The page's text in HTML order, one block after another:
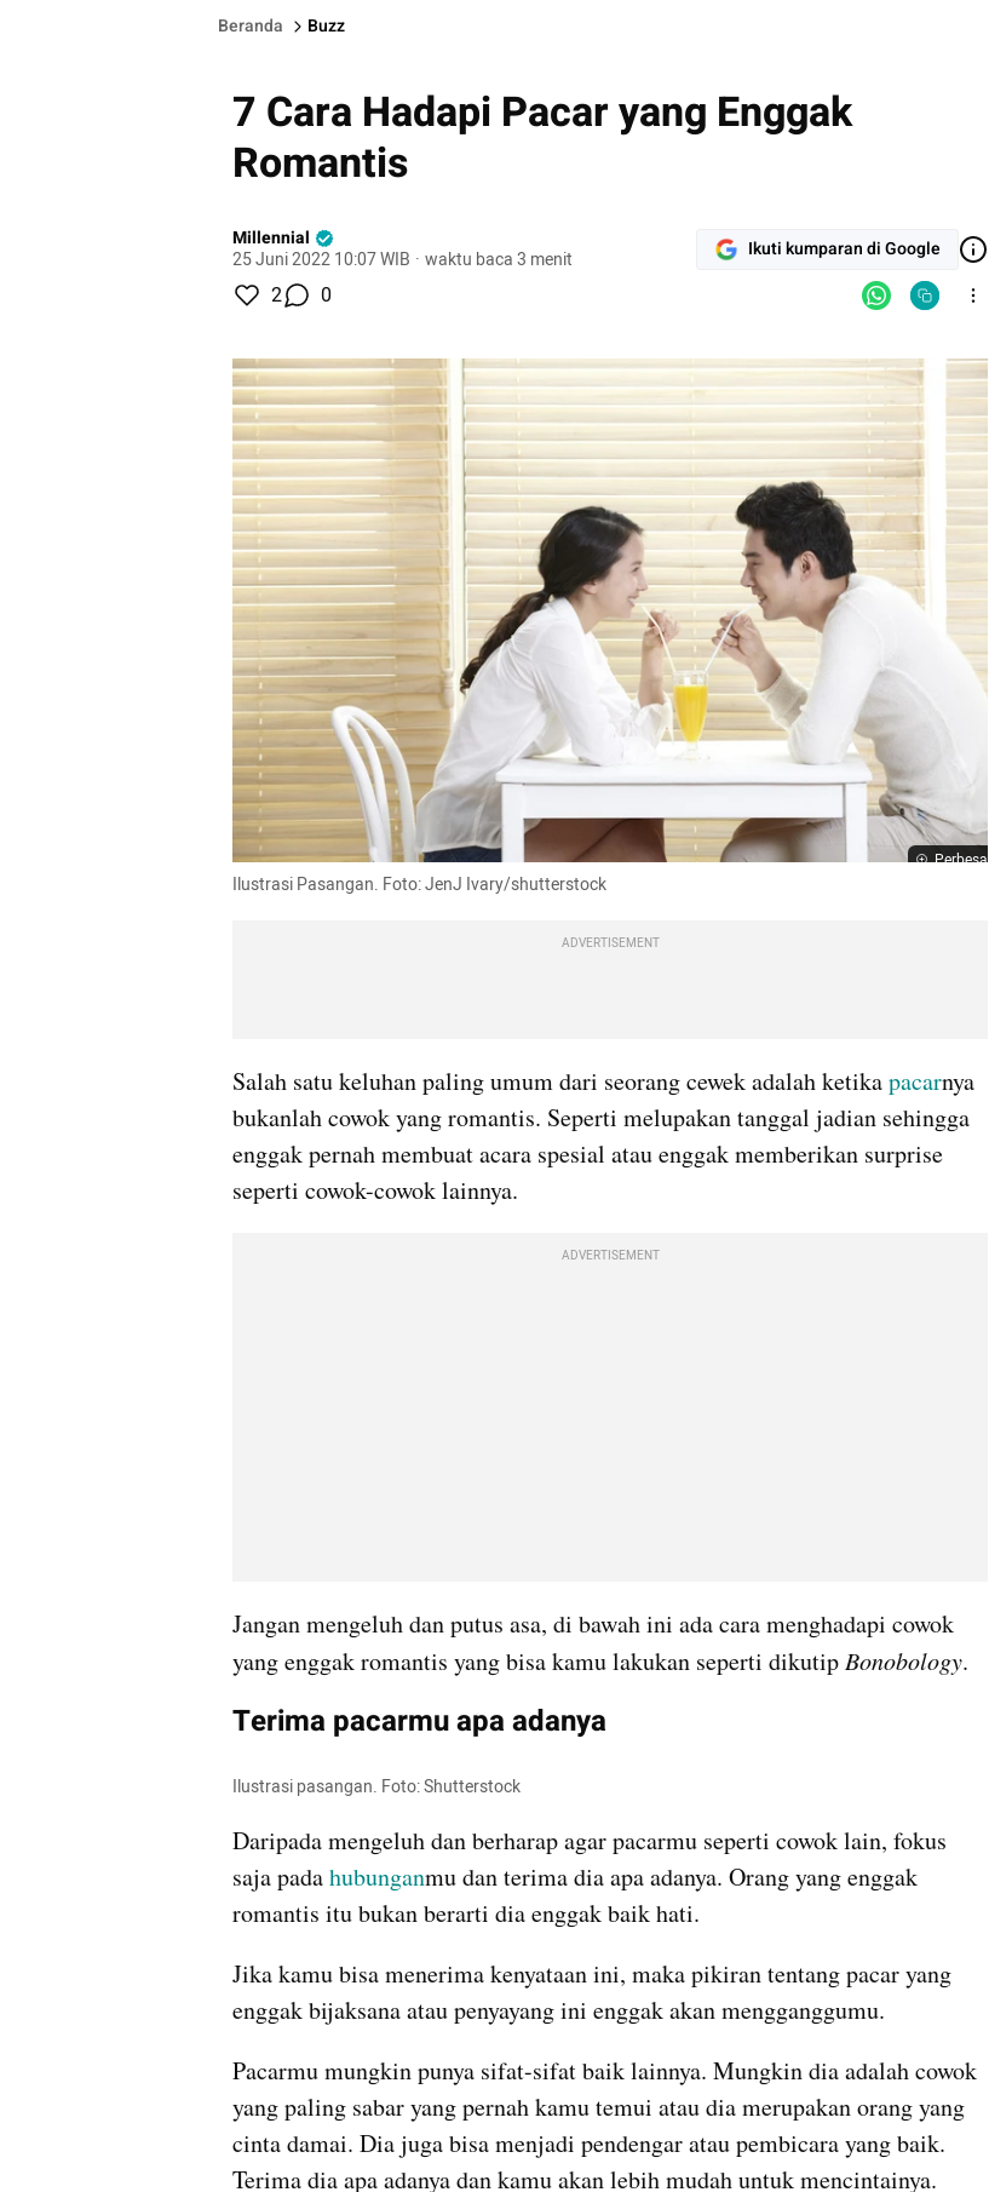
Beranda Buzz
7 Cara Hadapi Pacar yang Enggak
Romantis
Millennial
25 Juni 2022 10:07 WIB · waktu baca 3 menit Ikuti kumparan di Google
2 0
Perbesar
Ilustrasi Pasangan. Foto: JenJ Ivary/shutterstock
ADVERTISEMENT
Salah satu keluhan paling umum dari seorang cewek adalah ketika pacarnya
bukanlah cowok yang romantis. Seperti melupakan tanggal jadian sehingga
enggak pernah membuat acara spesial atau enggak memberikan surprise
seperti cowok-cowok lainnya.
ADVERTISEMENT
Jangan mengeluh dan putus asa, di bawah ini ada cara menghadapi cowok
yang enggak romantis yang bisa kamu lakukan seperti dikutip Bonobology.
Terima pacarmu apa adanya
Ilustrasi pasangan. Foto: Shutterstock
Daripada mengeluh dan berharap agar pacarmu seperti cowok lain, fokus
saja pada hubunganmu dan terima dia apa adanya. Orang yang enggak
romantis itu bukan berarti dia enggak baik hati.
Jika kamu bisa menerima kenyataan ini, maka pikiran tentang pacar yang
enggak bijaksana atau penyayang ini enggak akan mengganggumu.
Pacarmu mungkin punya sifat-sifat baik lainnya. Mungkin dia adalah cowok
yang paling sabar yang pernah kamu temui atau dia merupakan orang yang
cinta damai. Dia juga bisa menjadi pendengar atau pembicara yang baik.
Terima dia apa adanya dan kamu akan lebih mudah untuk mencintainya.